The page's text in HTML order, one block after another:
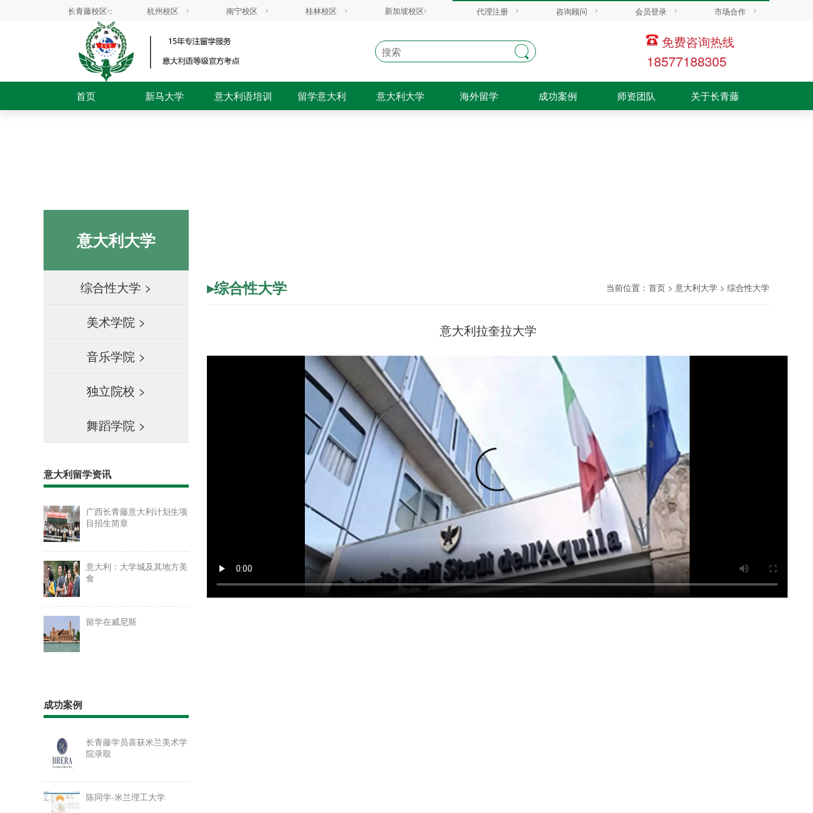
长青藤校区： 杭州校区 南宁校区 桂林校区 新加坡校区 市场合作
会员登录
咨询顾问
代理注册
免费咨询热线
18577188305
首页 新马大学 意大利语培训 留学意大利 意大利大学 海外留学 成功案例 师资团队 关于长青藤
意大利大学
综合性大学 >
美术学院 >
音乐学院 >
独立院校 >
舞蹈学院 >
意大利留学资讯
广西长青藤意大利计划生项
目招生简章
意大利：大学城及其地方美
食
留学在威尼斯
成功案例
长青藤学员喜获米兰美术学
院录取
陈同学-米兰理工大学
▸综合性大学 当前位置：首页 > 意大利大学 > 综合性大学
意大利拉奎拉大学